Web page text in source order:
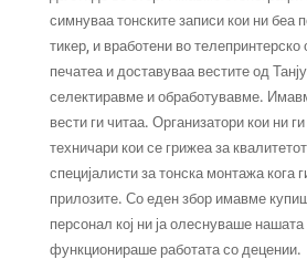
симнуваа тонските записи кои ни беа
тикер, и вработени во
печатеа и доставуваа вестите од
селектиравме и обработувавме.
вести ги читаа. Организатори кои ни
техничари кои се грижеа за
специјалисти за тонска монтажа кога
прилозите. Со еден збор имавме
персонал кој ни ја олеснуваше нашата
функционираше работата со децении.